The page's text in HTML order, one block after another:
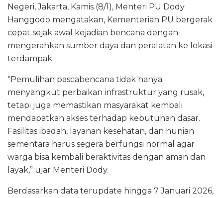
Negeri, Jakarta, Kamis (8/1), Menteri PU Dody
Hanggodo mengatakan, Kementerian PU bergerak
cepat sejak awal kejadian bencana dengan
mengerahkan sumber daya dan peralatan ke lokasi
terdampak.
“Pemulihan pascabencana tidak hanya
menyangkut perbaikan infrastruktur yang rusak,
tetapi juga memastikan masyarakat kembali
mendapatkan akses terhadap kebutuhan dasar.
Fasilitas ibadah, layanan kesehatan, dan hunian
sementara harus segera berfungsi normal agar
warga bisa kembali beraktivitas dengan aman dan
layak,” ujar Menteri Dody.
Berdasarkan data terupdate hingga 7 Januari 2026,